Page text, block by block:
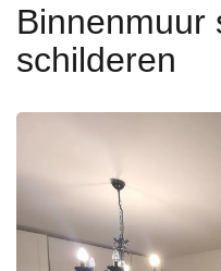
Binnenmuur
schilderen